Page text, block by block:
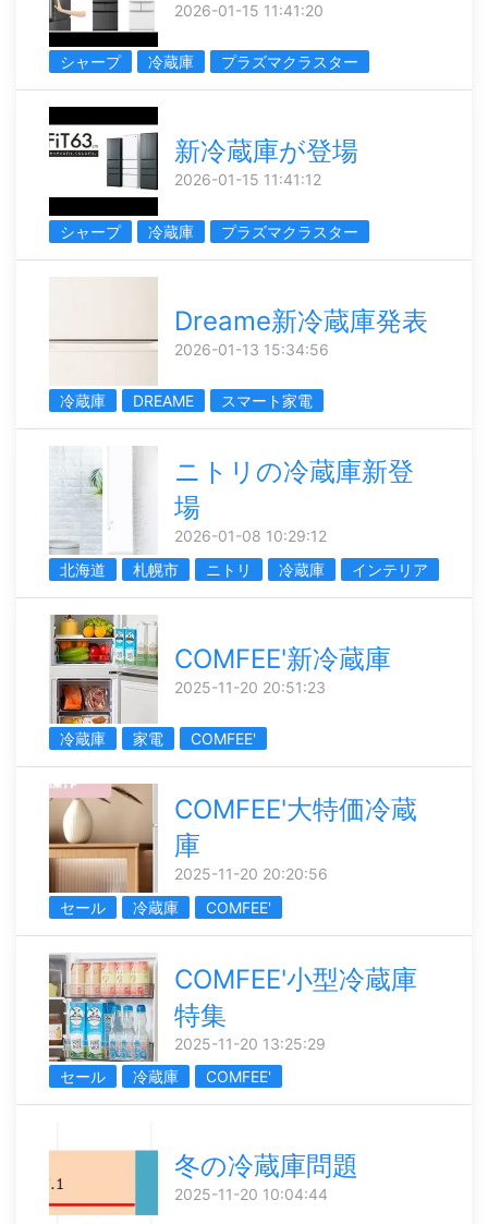
2026-01-15 11:41:20
シャープ 冷蔵庫 プラズマクラスター
新冷蔵庫が登場
2026-01-15 11:41:12
シャープ 冷蔵庫 プラズマクラスター
Dreame新冷蔵庫発表
2026-01-13 15:34:56
冷蔵庫 DREAME スマート家電
ニトリの冷蔵庫新登
場
2026-01-08 10:29:12
北海道
札幌市 ニトリ 冷蔵庫 インテリア
COMFEE'新冷蔵庫
2025-11-20 20:51:23
冷蔵庫 家電 COMFEE'
COMFEE'大特価冷蔵
庫
2025-11-20 20:20:56
セール
冷蔵庫 COMFEE'
COMFEE'小型冷蔵庫
特集
2025-11-20 13:25:29
セール
冷蔵庫 COMFEE'
冬の冷蔵庫問題
2025-11-20 10:04:44